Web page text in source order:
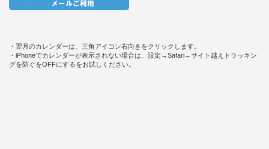
・翌月のカレンダーは、三角アイコン右向きをクリックします。
・iPhoneでカレンダーが表示されない場合は、設定→Safari→サイト越えトラッキン
グを防ぐをOFFにするをお試しください。